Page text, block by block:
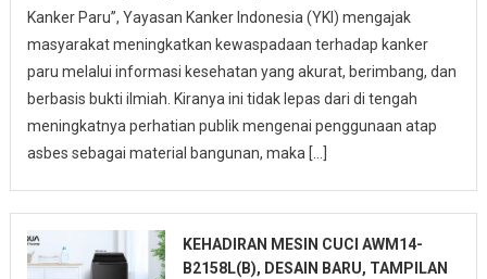
Kanker Paru”, Yayasan Kanker Indonesia (YKI) mengajak
masyarakat meningkatkan kewaspadaan terhadap kanker
paru melalui informasi kesehatan yang akurat, berimbang, dan
berbasis bukti ilmiah. Kiranya ini tidak lepas dari di tengah
meningkatnya perhatian publik mengenai penggunaan atap
asbes sebagai material bangunan, maka […]
KEHADIRAN MESIN CUCI AWM14-
B2158L(B), DESAIN BARU, TAMPILAN